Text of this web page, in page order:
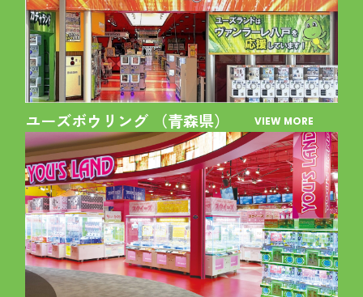
ユーズボウリング （青森県） VIEW MORE